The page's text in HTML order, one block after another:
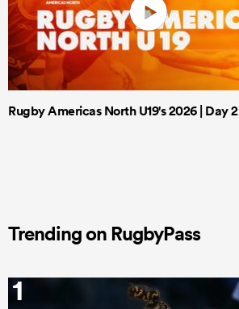
Rugby Americas North U19's 2026 | Day 2
Trending on RugbyPass
1